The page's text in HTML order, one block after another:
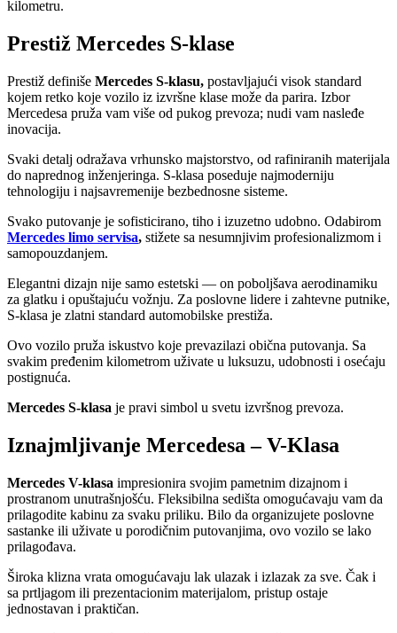
kilometru.
Prestiž Mercedes S-klase
Prestiž definiše Mercedes S-klasu, postavljajući visok standard
kojem retko koje vozilo iz izvršne klase može da parira. Izbor
Mercedesa pruža vam više od pukog prevoza; nudi vam nasleđe
inovacija.
Svaki detalj odražava vrhunsko majstorstvo, od rafiniranih materijala
do naprednog inženjeringa. S-klasa poseduje najmoderniju
tehnologiju i najsavremenije bezbednosne sisteme.
Svako putovanje je sofisticirano, tiho i izuzetno udobno. Odabirom
Mercedes limo servisa, stižete sa nesumnjivim profesionalizmom i
samopouzdanjem.
Elegantni dizajn nije samo estetski — on poboljšava aerodinamiku
za glatku i opuštajuću vožnju. Za poslovne lidere i zahtevne putnike,
S-klasa je zlatni standard automobilske prestiža.
Ovo vozilo pruža iskustvo koje prevazilazi obična putovanja. Sa
svakim pređenim kilometrom uživate u luksuzu, udobnosti i osećaju
postignuća.
Mercedes S-klasa je pravi simbol u svetu izvršnog prevoza.
Iznajmljivanje Mercedesa – V-Klasa
Mercedes V-klasa impresionira svojim pametnim dizajnom i
prostranom unutrašnjošću. Fleksibilna sedišta omogućavaju vam da
prilagodite kabinu za svaku priliku. Bilo da organizujete poslovne
sastanke ili uživate u porodičnim putovanjima, ovo vozilo se lako
prilagođava.
Široka klizna vrata omogućavaju lak ulazak i izlazak za sve. Čak i
sa prtljagom ili prezentacionim materijalom, pristup ostaje
jednostavan i praktičan.